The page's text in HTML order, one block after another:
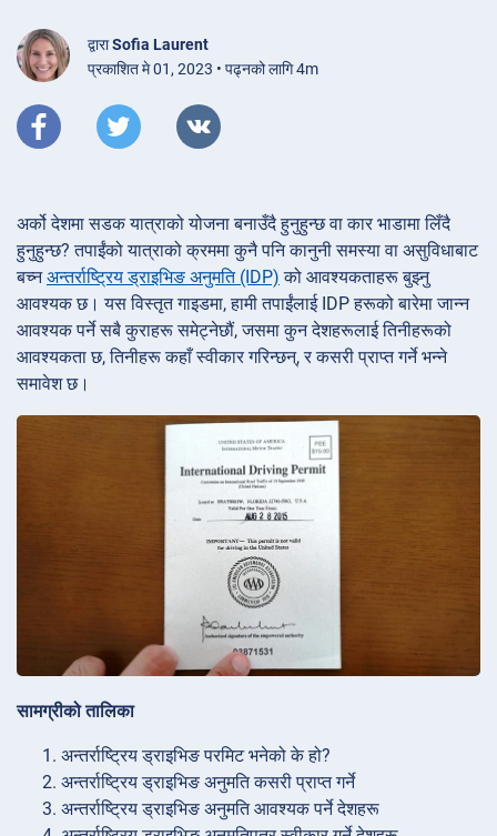
द्वाराSofia Laurent
प्रकाशित मे 01, 2023 • पढ्नको लागि 4m
अर्को देशमा सडक यात्राको योजना बनाउँदै हुनुहुन्छ वा कार भाडामा लिँदै
हुनुहुन्छ? तपाईंको यात्राको क्रममा कुनै पनि कानुनी समस्या वा असुविधाबाट
बच्नअन्तर्राष्ट्रिय ड्राइभिङ अनुमति (IDP) को आवश्यकताहरू बुझ्नु
आवश्यक छ। यस विस्तृत गाइडमा, हामी तपाईंलाई IDP हरूको बारेमा जान्न
आवश्यक पर्ने सबै कुराहरू समेट्नेछौं, जसमा कुन देशहरूलाई तिनीहरूको
आवश्यकता छ, तिनीहरू कहाँ स्वीकार गरिन्छन्, र कसरी प्राप्त गर्ने भन्ने
समावेश छ।
सामग्रीको तालिका
अन्तर्राष्ट्रिय ड्राइभिङ परमिट भनेको के हो?
अन्तर्राष्ट्रिय ड्राइभिङ अनुमति कसरी प्राप्त गर्ने
अन्तर्राष्ट्रिय ड्राइभिङ अनुमति आवश्यक पर्ने देशहरू